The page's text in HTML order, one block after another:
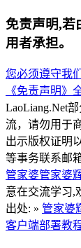
免责声明,若
用者承担。
您必须遵守我
《免责声明》
LaoLiang.Net
流，请勿用于
出示版权证明
等事务联系邮
管家婆管家婆
意在交流学习,
出处: » 管家婆
客户端部署教